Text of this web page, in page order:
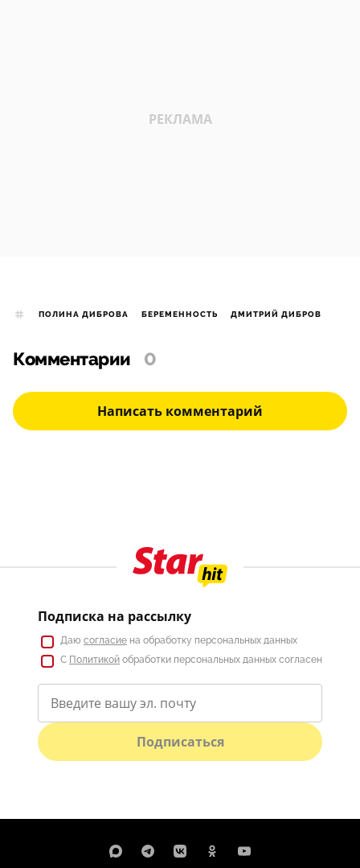
ПОЛИНА ДИБРОВА БЕРЕМЕННОСТЬ ДМИТРИЙ ДИБРОВ
Комментарии 0
Написать комментарий
Подписка на рассылку
Даю согласие на обработку персональных данных
С Политикой обработки персональных данных согласен
Подписаться